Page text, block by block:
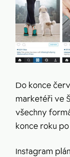
Do konce
marketéři ve
všechny
konce roku
Instagram